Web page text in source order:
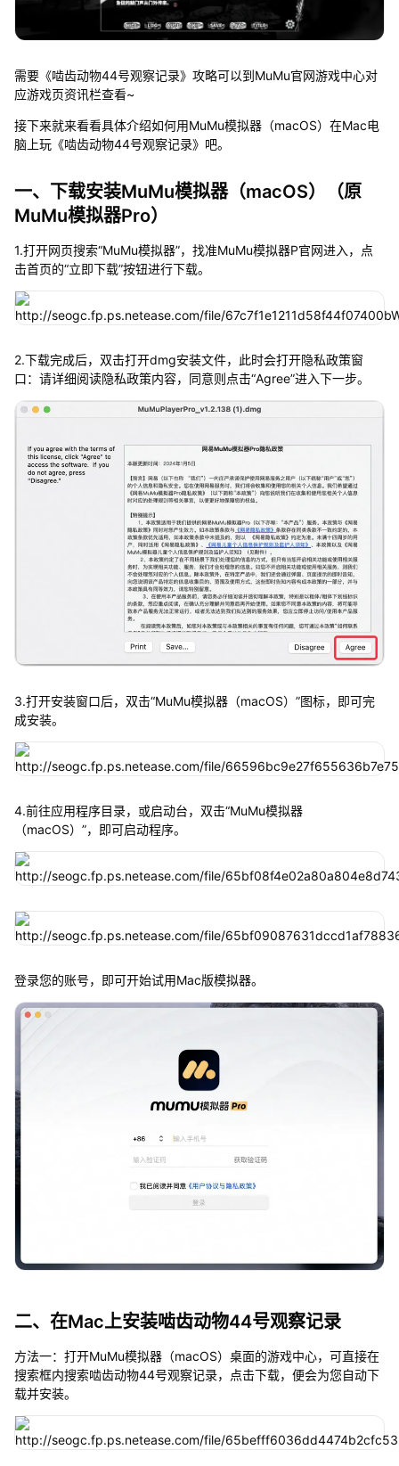
需要《啮齿动物44号观察记录》攻略可以到MuMu官网游戏中心对
应游戏页资讯栏查看~
接下来就来看看具体介绍如何用MuMu模拟器（macOS）在Mac电
脑上玩《啮齿动物44号观察记录》吧。
一、下载安装MuMu模拟器（macOS）（原
MuMu模拟器Pro）
1.打开网页搜索“MuMu模拟器”，找准MuMu模拟器P官网进入，点
击首页的“立即下载”按钮进行下载。
2.下载完成后，双击打开dmg安装文件，此时会打开隐私政策窗
口：请详细阅读隐私政策内容，同意则点击“Agree”进入下一步。
3.打开安装窗口后，双击“MuMu模拟器（macOS）”图标，即可完
成安装。
4.前往应用程序目录，或启动台，双击“MuMu模拟器
（macOS）”，即可启动程序。
登录您的账号，即可开始试用Mac版模拟器。
二、在Mac上安装啮齿动物44号观察记录
方法一：打开MuMu模拟器（macOS）桌面的游戏中心，可直接在
搜索框内搜索啮齿动物44号观察记录，点击下载，便会为您自动下
载并安装。